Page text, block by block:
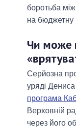
боротьба
на бюджетну
Чи може
Серйозна
уряді
програма
Верховній
через його